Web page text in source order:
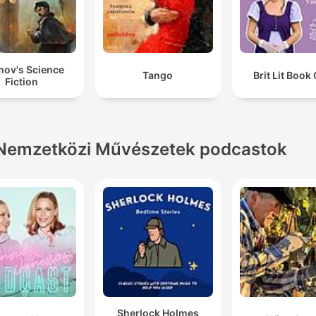
Science
Fiction
Tango Brit Lit Book
Művészetek podcastok
Sherlock Holmes